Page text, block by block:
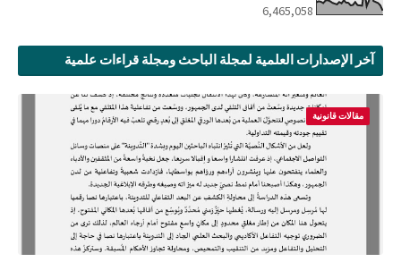
6,465,058
آخر الإصدارات العلمية لمجلة الباحث ومجلة قراءات علمية
مقالات قانونية